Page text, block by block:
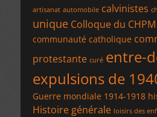
artisanat automobile calvinistes
unique Colloque du CHPM
communauté catholique
protestante curé entre-
expulsions de
Guerre mondiale 1914-1918
Histoire générale loisirs des